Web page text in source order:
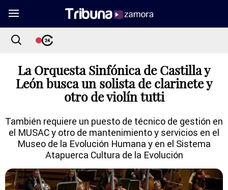
La Orquesta Sinfónica de Castilla y
León busca un solista de clarinete y
otro de violín tutti
También requiere un puesto de técnico de gestión en
el MUSAC y otro de mantenimiento y servicios en el
Museo de la Evolución Humana y en el Sistema
Atapuerca Cultura de la Evolución